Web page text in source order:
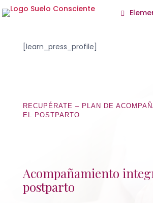
[learn_press_profile]
RECUPÉRATE – PLAN DE
EL POSTPARTO
Acompañamiento
postparto